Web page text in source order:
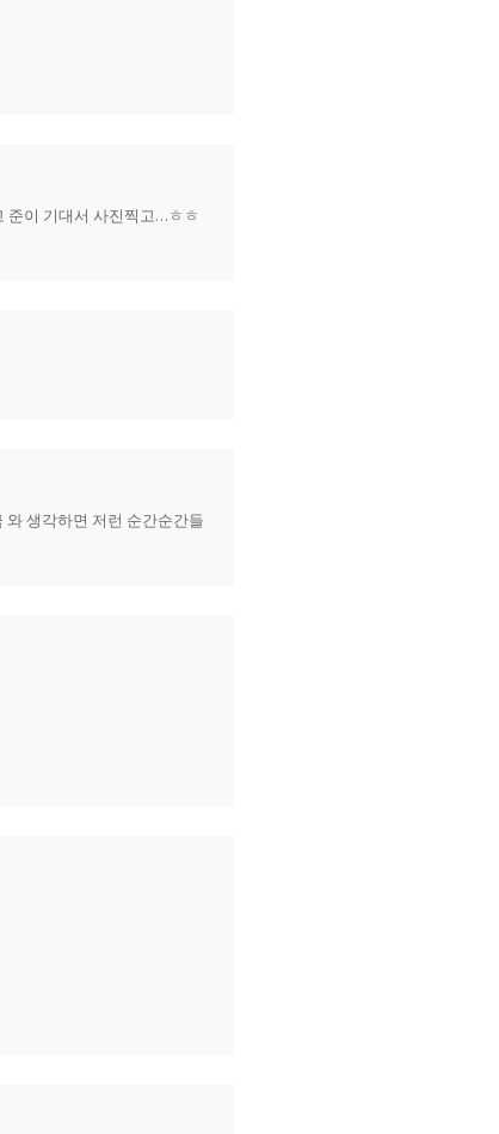
준이 기대서 사진찍고…ㅎㅎ
생각하면 저런 순간순간들